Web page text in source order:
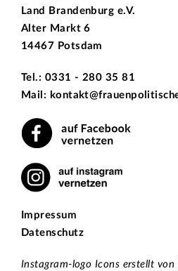
Land Brandenburg e.V.
Alter Markt 6
14467 Potsdam
Tel.: 0331 - 280 35 81
Mail:
Impressum
Datenschutz
Instagram-logo Icons erstellt von